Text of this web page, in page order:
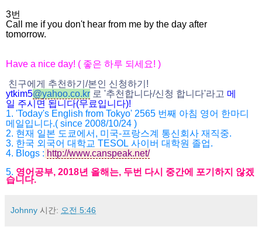
3번
Call me if you don't hear from me by the day after
tomorrow.
Have a nice day! ( 좋은 하루 되세요! )
친구에게 추천하기 /본인 신청하기 !
ytkim5@yahoo.co.kr 로 '추천합니다/신청 합니다'라고 메
일 주시면 됩니다(무료입니다)!
1. 'Today's English from Tokyo' 2565 번째 아침 영어 한마디
메일입니다.( since 2008/10/24 )
2. 현재 일본 도쿄에서 , 미국-프랑스계 통신회사 재직중.
3. 한국 외국어 대학교 TESOL 사이버 대학원 졸업.
4. Blogs : http://www.canspeak.net/
5. 영어공부, 2018년 올해는, 두번 다시 중간에 포기하지 않겠
습니다.
Johnny 시간: 오전 5:46